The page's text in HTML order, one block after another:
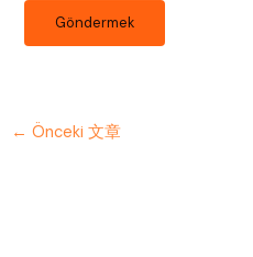
← Önceki 文章